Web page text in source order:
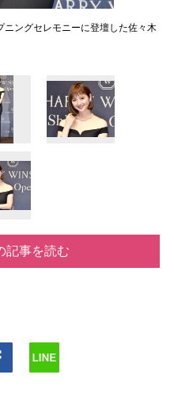
ニングセレモニーに登壇した佐々木
記事を読む